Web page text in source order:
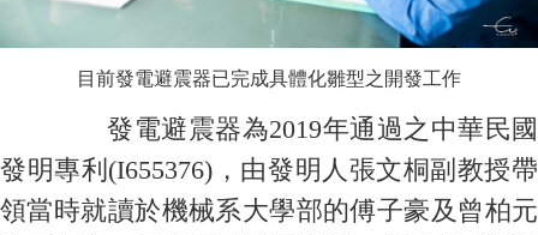
目前發電避震器已完成具體化雛型之開發工作
發電避震器為2019年通過之中華民國
發明專利(I655376)，由發明人張文桐副教授帶
領當時就讀於機械系大學部的傅子豪及曾柏元